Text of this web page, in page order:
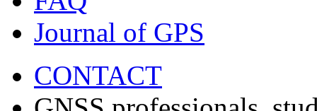
Journal of GPS
CONTACT